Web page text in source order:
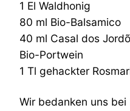
1 El Waldhonig
80 ml Bio-Balsamico
40 ml Casal dos
Bio-Portwein
1 Tl gehackter
Wir bedanken uns bei